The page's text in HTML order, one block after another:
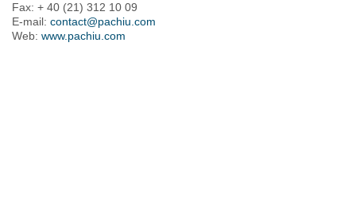
Fax: + 40 (21) 312 10 09
E-mail: contact@pachiu.com
Web: www.pachiu.com